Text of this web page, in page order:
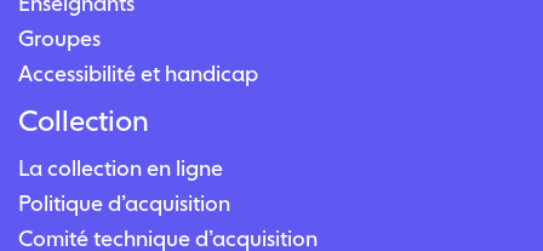
Groupes
Accessibilité et handicap
Collection
La collection en ligne
Politique d’acquisition
Comité technique d’acquisition